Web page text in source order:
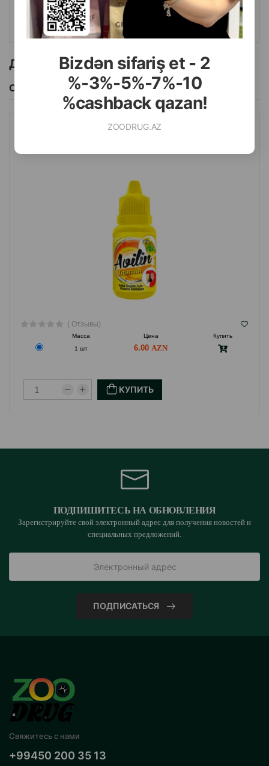
Bizdən sifariş et - 2
%-3%-5%-7%-10
%cashback qazan!
ZOODRUG.AZ
КУПИТЬ
Другие товоры бренда
Смотреть Все
( Отзывы)
Масса Цена
Купить
1 шт
6.00
КУПИТЬ
ПОДПИШИТЕСЬ НА ОБНОВЛЕНИЯ
Зарегистрируйте свой электронный адрес для получения новостей и
специальных предложений.
ПОДПИСАТЬСЯ
Свяжитесь с нами
+99450 200 35 13